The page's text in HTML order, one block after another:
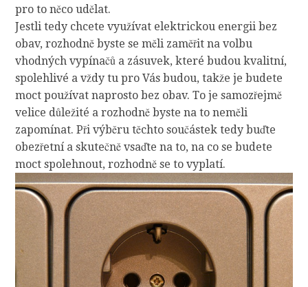
pro to něco udělat.
Jestli tedy chcete využívat elektrickou energii bez
obav, rozhodně byste se měli zaměřit na volbu
vhodných vypínačů a zásuvek, které budou kvalitní,
spolehlivé a vždy tu pro Vás budou, takže je budete
moct používat naprosto bez obav. To je samozřejmě
velice důležité a rozhodně byste na to neměli
zapomínat. Při výběru těchto součástek tedy buďte
obezřetní a skutečně vsaďte na to, na co se budete
moct spolehnout, rozhodně se to vyplatí.